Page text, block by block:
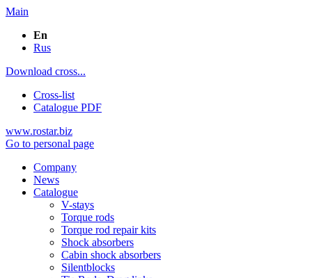
Main
En
Rus
Download cross...
Cross-list
Catalogue PDF
www.rostar.biz
Go to personal page
Company
News
Catalogue
V-stays
Torque rods
Torque rod repair kits
Shock absorbers
Cabin shock absorbers
Silentblocks